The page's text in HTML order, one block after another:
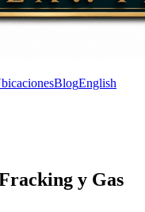
BlogEnglish
y Gas